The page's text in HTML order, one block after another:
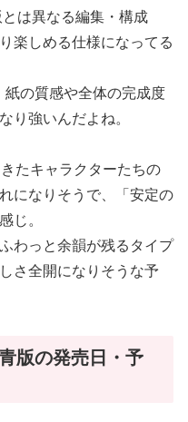
は異なる編集・構成
楽しめる仕様になってる
の質感や全体の完成度
り強いんだよね。
たキャラクターたちの
になりそうで、「安定の
じ。
わっと余韻が残るタイプ
さ全開になりそうな予
版の発売日・予